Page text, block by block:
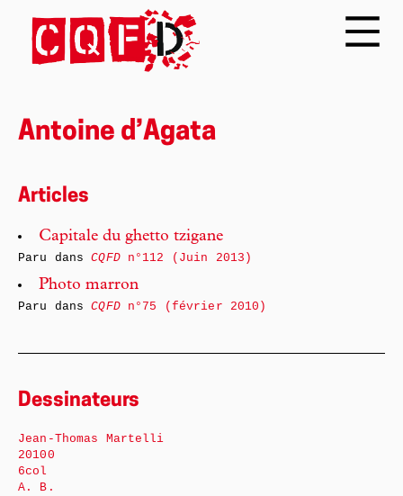
Antoine d’Agata
Articles
Capitale du ghetto tzigane
Paru dansCQFDn°112 (Juin 2013)
Photo marron
Paru dansCQFDn°75 (février 2010)
Dessinateurs
Jean-Thomas Martelli
20100
6col
A. B.